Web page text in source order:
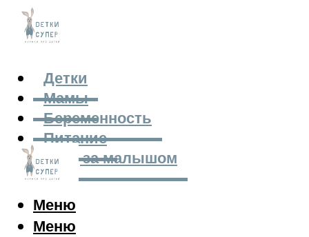
Детки
Мамы
Беременность
Питание
Уход за малышом
Меню
Меню